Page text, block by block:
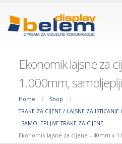
Ekonomik lajsne za
1.000mm,
Home
Shop
TRAKE ZA CIJENE / LAJSNE ZA ISTICANJE
SAMOLEPLJIVE TRAKE ZA CIJENE
Ekonomik lajsne za cijene – 40mm x